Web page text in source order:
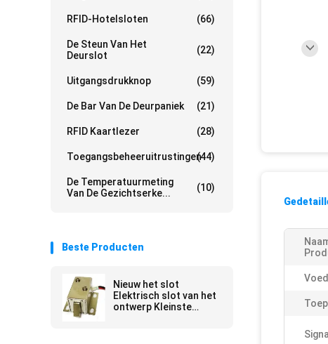
RFID-Hotelsloten (66)
De Steun Van Het
Deurslot
(22)
Uitgangsdrukknop (59)
De Bar Van De Deurpaniek (21)
RFID Kaartlezer (28)
Toegangsbeheeruitrustingen(44)
De Temperatuurmeting
Van De Gezichtserke...
(10)
Beste Producten
Nieuw het slot
Elektrisch slot van het
ontwerp Kleinste